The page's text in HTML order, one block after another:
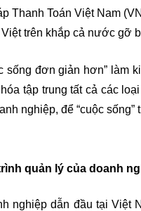
Thanh Toán Việt Nam
trên khắp cả nước gỡ
sống đơn giản hơn” làm
tập trung tất cả các
nghiệp, để “cuộc
quản lý của doanh
nghiệp dẫn đầu tại